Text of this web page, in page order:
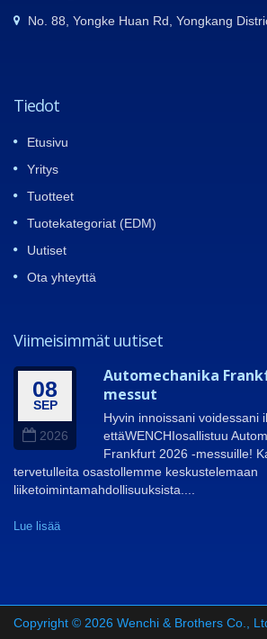
No. 88, Yongke Huan Rd, Yongkang
Tiedot
Etusivu
Yritys
Tuotteet
Tuotekategoriat (EDM)
Uutiset
Ota yhteyttä
Viimeisimmät uutiset
08
SEP
2026
Automechanika
messut
Hyvin innoissani voidessani
ettäWENCHIosallistuu
Frankfurt 2026 -messuille!
tervetulleita osastollemme keskustelemaan
liiketoimintamahdollisuuksista....
Lue lisää
Copyright © 2026 Wenchi & Brothers Co.,